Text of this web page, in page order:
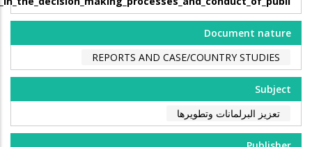
Document nature
REPORTS AND CASE/COUNTRY STUDIES
Subject
تعزيز البرلمانات وتطويرها